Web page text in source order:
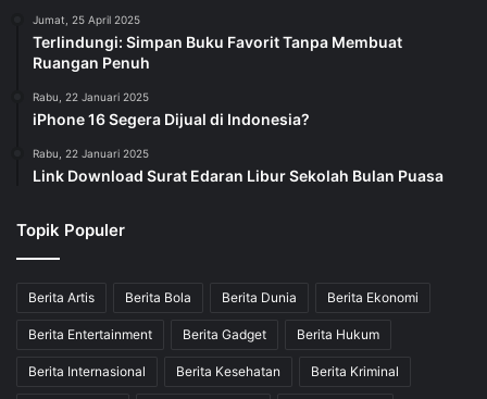
Jumat, 25 April 2025
Terlindungi: Simpan Buku Favorit Tanpa Membuat
Ruangan Penuh
Rabu, 22 Januari 2025
iPhone 16 Segera Dijual di Indonesia?
Rabu, 22 Januari 2025
Link Download Surat Edaran Libur Sekolah Bulan Puasa
Topik Populer
Berita Artis Berita Bola Berita Dunia Berita Ekonomi
Berita Entertainment Berita Gadget Berita Hukum
Berita Internasional Berita Kesehatan Berita Kriminal